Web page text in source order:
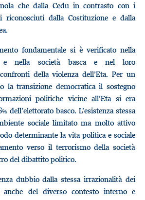
che dalla Cedu in contrasto con i
riconosciuti dalla Costituzione e dalla
fondamentale si è verificato nella
e nella società basca e nel loro
della violenza dell’Eta. Per un
la transizione democratica il sostegno
politiche vicine all’Eta si era
dell’elettorato basco. L’esistenza stessa
sociale limitato ma molto attivo
determinante la vita politica e sociale
verso il terrorismo della società
del dibattito politico.
dubbio dalla stessa irrazionalità dei
anche del diverso contesto interno e